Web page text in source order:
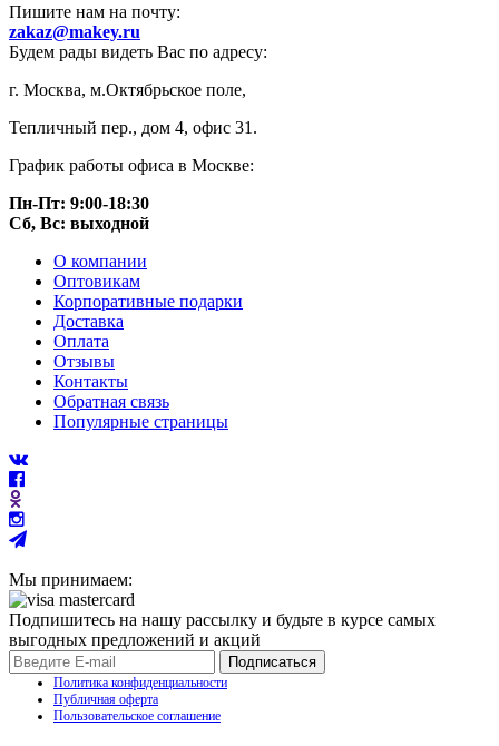
Пишите нам на почту:
zakaz@makey.ru
Будем рады видеть Вас по адресу:
г. Москва, м.Октябрьское поле,
Тепличный пер., дом 4, офис 31.
График работы офиса в Москве:
Пн-Пт: 9:00-18:30
Сб, Вс: выходной
О компании
Оптовикам
Корпоративные подарки
Доставка
Оплата
Отзывы
Контакты
Обратная связь
Популярные страницы
Мы принимаем:
Подпишитесь на нашу рассылку и будьте в курсе самых
выгодных предложений и акций
Подписаться
Политика конфиденциальности
Публичная оферта
Пользовательское соглашение